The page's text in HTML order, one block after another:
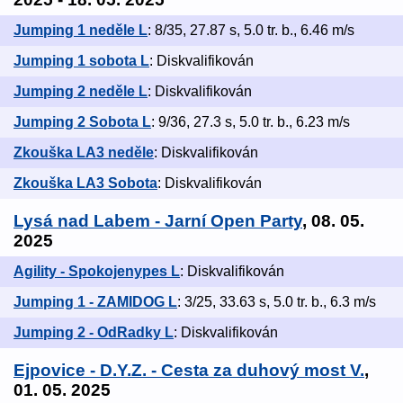
Jumping 1 neděle L: 8/35, 27.87 s, 5.0 tr. b., 6.46 m/s
Jumping 1 sobota L: Diskvalifikován
Jumping 2 neděle L: Diskvalifikován
Jumping 2 Sobota L: 9/36, 27.3 s, 5.0 tr. b., 6.23 m/s
Zkouška LA3 neděle: Diskvalifikován
Zkouška LA3 Sobota: Diskvalifikován
Lysá nad Labem - Jarní Open Party, 08. 05.
2025
Agility - Spokojenypes L: Diskvalifikován
Jumping 1 - ZAMIDOG L: 3/25, 33.63 s, 5.0 tr. b., 6.3 m/s
Jumping 2 - OdRadky L: Diskvalifikován
Ejpovice - D.Y.Z. - Cesta za duhový most V.,
01. 05. 2025